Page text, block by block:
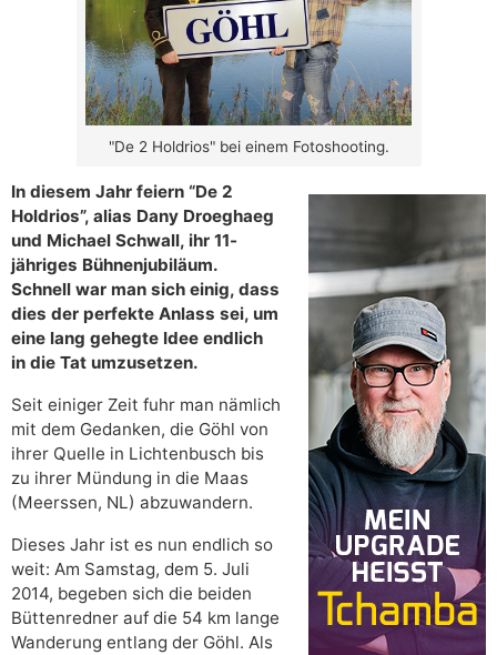
"De 2 Holdrios" bei einem Fotoshooting.
In diesem Jahr feiern “De 2
Holdrios”, alias Dany Droeghaeg
und Michael Schwall, ihr 11-
jähriges Bühnenjubiläum.
Schnell war man sich einig, dass
dies der perfekte Anlass sei, um
eine lang gehegte Idee endlich
in die Tat umzusetzen.
Seit einiger Zeit fuhr man nämlich
mit dem Gedanken, die Göhl von
ihrer Quelle in Lichtenbusch bis
zu ihrer Mündung in die Maas
(Meerssen, NL) abzuwandern.
Dieses Jahr ist es nun endlich so
weit: Am Samstag, dem 5. Juli
2014, begeben sich die beiden
Büttenredner auf die 54 km lange
Wanderung entlang der Göhl. Als